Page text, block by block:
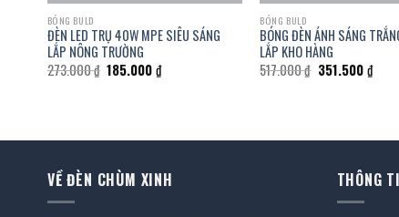
BÓNG BULD
ĐÈN LED TRỤ 40W MPE SIÊU SÁNG
LẮP NÔNG TRƯỜNG
273.000₫ Giá
gốc
185.000₫Giá
BÓNG BULD
BÓNG ĐÈN ÁNH SÁNG
LẮP KHO HÀNG
517.000₫ Giá
gốc
351.500₫Giá
hiện
VỀ ĐÈN CHÙM XINH THÔNG